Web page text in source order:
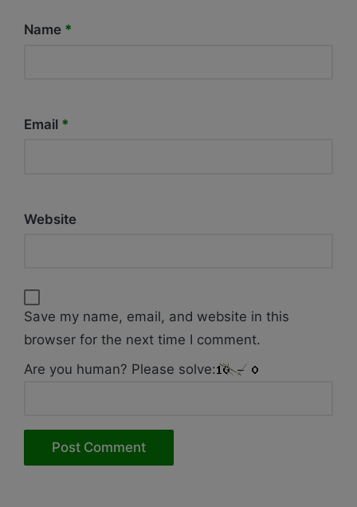
Name *
Email *
Website
Save my name, email, and website in this
browser for the next time I comment.
Are you human? Please solve: